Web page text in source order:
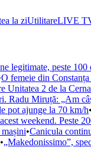
la ziUtilitareLIVE
legitimate, peste
O femeie din
Unitatea 2 de la
Radu Miruță: „Am
pot ajunge la 70 km/h•
weekend. Peste
•Canicula
•„Makedonissimo”,